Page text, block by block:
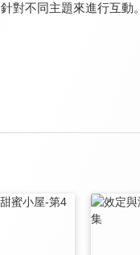
對不同主題來進行互動。